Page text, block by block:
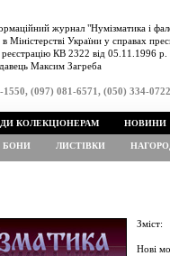
журнал "Нумізматика і
Міністерстві України у справах
КВ 2322 від 05.11.1996 р.
Максим Загреба
1550, (097) 081-6571, (050) 334-0722
КОЛЕКЦІОНЕРАМ НОВИНИ
БОНИ ЛИСТІВКИ
Зміст:
Нові